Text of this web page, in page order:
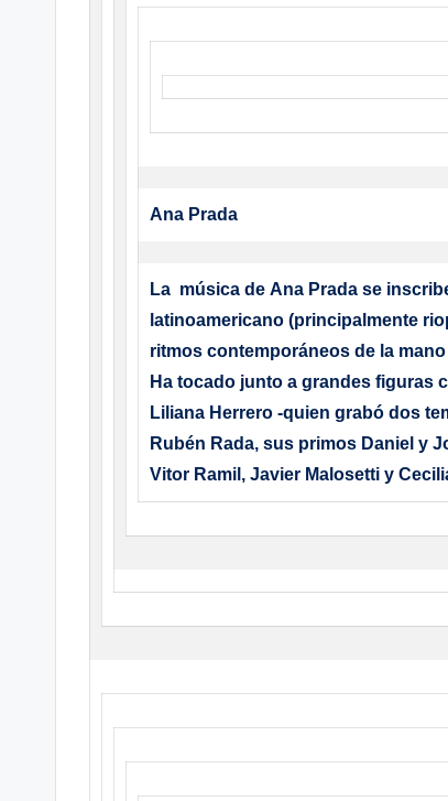
Ana Prada
La música de Ana Prada se
latinoamericano (principalmente
ritmos contemporáneos de la
Ha tocado junto a grandes figuras
Liliana Herrero -quien grabó dos
Rubén Rada, sus primos Daniel y
Vitor Ramil, Javier Malosetti y